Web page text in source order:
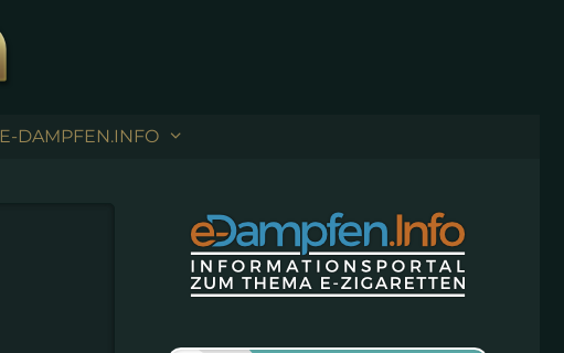
E-DAMPFEN.INFO